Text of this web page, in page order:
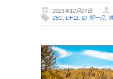
2023年12月27日
25G, DF11, ID-郭一凡,